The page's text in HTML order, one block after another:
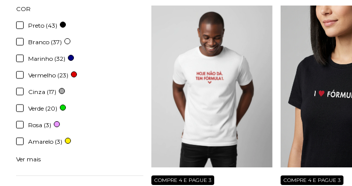
COR
Preto (43)
Branco (37)
Marinho (32)
Vermelho (23)
Cinza (17)
Verde (20)
Rosa (3)
Amarelo (3)
Ver mais
COMPRE 4 E PAGUE 3 COMPRE 4 E PAGUE 3